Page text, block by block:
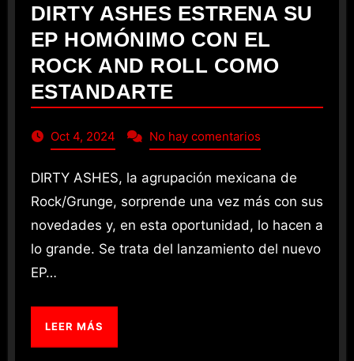
DIRTY ASHES ESTRENA SU
EP HOMÓNIMO CON EL
ROCK AND ROLL COMO
ESTANDARTE
Oct 4, 2024 No hay comentarios
DIRTY ASHES, la agrupación mexicana de
Rock/Grunge, sorprende una vez más con sus
novedades y, en esta oportunidad, lo hacen a
lo grande. Se trata del lanzamiento del nuevo
EP…
LEER MÁS